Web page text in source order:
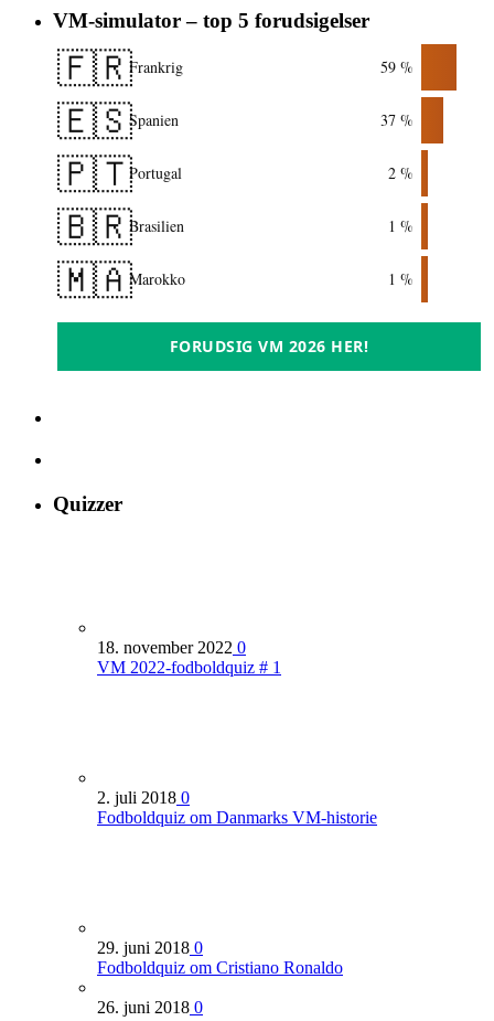
VM-simulator – top 5 forudsigelser
🇫🇷Frankrig 59 %
🇪🇸Spanien 37 %
🇵🇹Portugal 2 %
🇧🇷Brasilien 1 %
🇲🇦Marokko 1 %
FORUDSIG VM 2026 HER!
Quizzer
18. november 2022 0
VM 2022-fodboldquiz # 1
2. juli 2018 0
Fodboldquiz om Danmarks VM-historie
29. juni 2018 0
Fodboldquiz om Cristiano Ronaldo
26. juni 2018 0